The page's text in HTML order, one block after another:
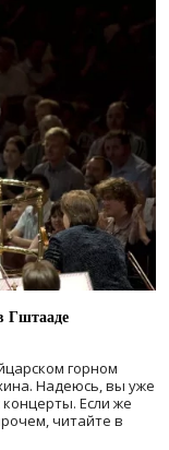
Гштааде
горном
Надеюсь, вы уже
Если же
читайте в